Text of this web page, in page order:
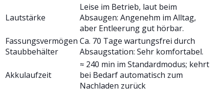
Lautstärke
Leise im Betrieb, laut beim
Absaugen: Angenehm im Alltag,
aber Entleerung gut hörbar.
Fassungsvermögen
Staubbehälter
Ca. 70 Tage wartungsfrei durch
Absaugstation: Sehr komfortabel.
Akkulaufzeit
≈ 240 min im Standardmodus; kehrt
bei Bedarf automatisch zum
Nachladen zurück